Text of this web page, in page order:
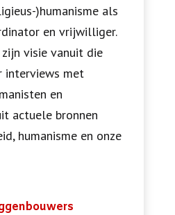
)humanisme als
en vrijwilliger.
visie vanuit die
interviews met
en
actuele bronnen
humanisme en onze